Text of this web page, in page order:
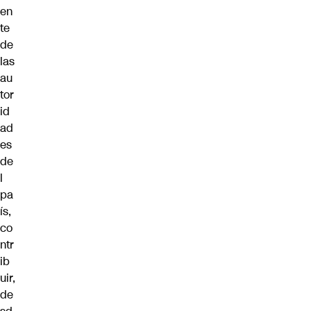
en
te
de
las
au
tor
id
ad
es
de
l
pa
ís,
co
ntr
ib
uir,
de